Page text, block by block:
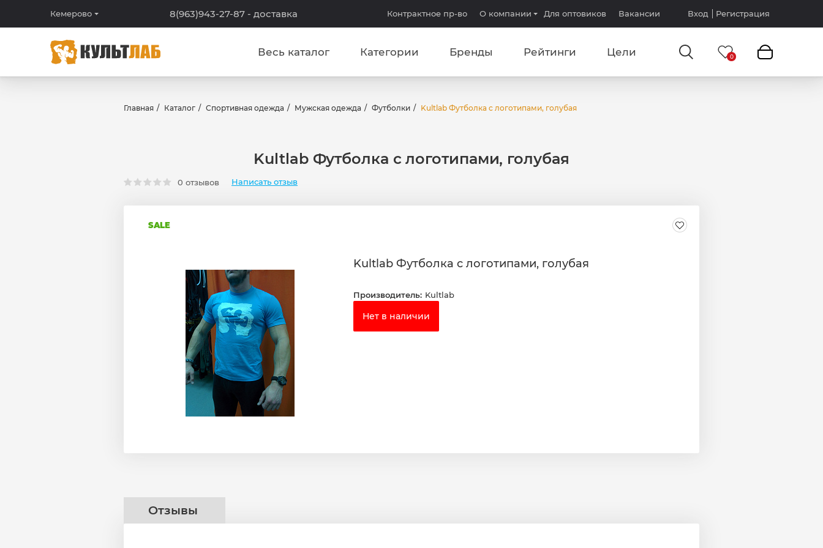
Кемерово 8(963)943-27-87 - доставка Контрактное пр-во О компании Для оптовиков Вакансии Вход Регистрация
Весь каталог Категории Бренды Рейтинги Цели
Главная Каталог Спортивная одежда Мужская одежда Футболки Kultlab Футболка c логотипами, голубая
Kultlab Футболка c логотипами, голубая
0 отзывов Написать отзыв
SALE
Kultlab Футболка c логотипами, голубая
Производитель: Kultlab
Нет в наличии
Отзывы